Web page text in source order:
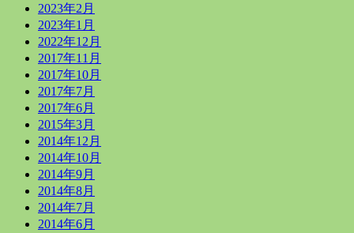
2023年2月
2023年1月
2022年12月
2017年11月
2017年10月
2017年7月
2017年6月
2015年3月
2014年12月
2014年10月
2014年9月
2014年8月
2014年7月
2014年6月